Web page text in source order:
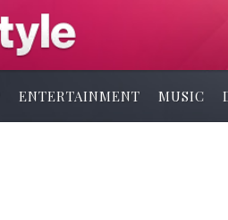
ENTERTAINMENT MUSIC